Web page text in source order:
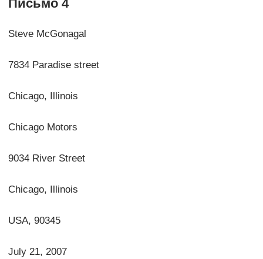
Письмо 4
Steve McGonagal
7834 Paradise street
Chicago, Illinois
Chicago Motors
9034 River Street
Chicago, Illinois
USA, 90345
July 21, 2007